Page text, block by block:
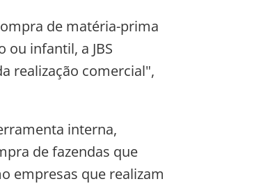
de matéria-prima
infantil, a JBS
realização comercial",
interna,
de fazendas que
empresas que realizam